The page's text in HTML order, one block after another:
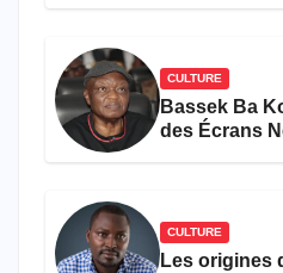
CULTURE
Bassek Ba
des Écrans
CULTURE
Les origines